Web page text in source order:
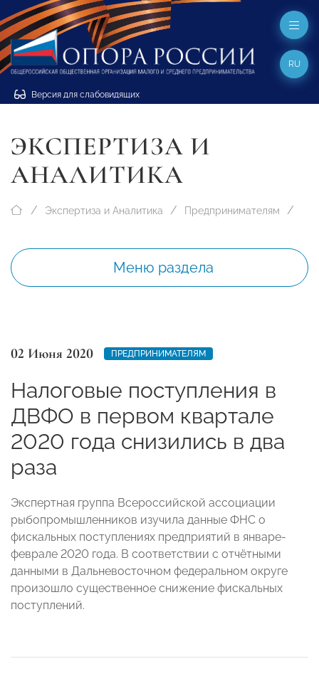
Версия для слабовидящих
RU
ЭКСПЕРТИЗА И
АНАЛИТИКА
Экспертиза и Аналитика Предпринимателям
Меню раздела
02 Июня 2020 ПРЕДПРИНИМАТЕЛЯМ
Налоговые поступления в
ДВФО в первом квартале
2020 года снизились в два
раза
Экспертная группа Всероссийской ассоциации
рыбопромышленников изучила данные ФНС о
фискальных поступлениях предприятий в январе-
феврале 2020 года. В соответствии с отчётными
данными в Дальневосточном федеральном округе
произошло существенное снижение фискальных
поступлений.